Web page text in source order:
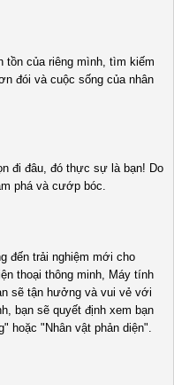
tồn của riêng mình, tìm kiếm
đói và cuộc sống của nhân
đi đâu, đó thực sự là bạn! Do
phá và cướp bóc.
đến trải nghiệm mới cho
thoại thông minh, Máy tính
sẽ tận hưởng và vui vẻ với
bạn sẽ quyết định xem bạn
hoặc "Nhân vật phản diện".